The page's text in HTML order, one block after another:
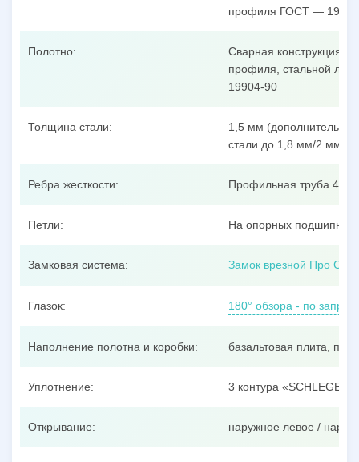
профиля ГОСТ —
Полотно:
Сварная конструкция из
профиля, стальной
19904-90
Толщина стали:
1,5 мм
стали до 1,8 мм/2 мм/3
Ребра жесткости: Профильная труба
Петли: На опорных
Замковая система: Замок врезной Про Сам
Глазок: 180° обзора - по
Наполнение полотна и коробки: базальтовая плита,
Уплотнение: 3 контура «SCHLEGEL»
Открывание: наружное левое /